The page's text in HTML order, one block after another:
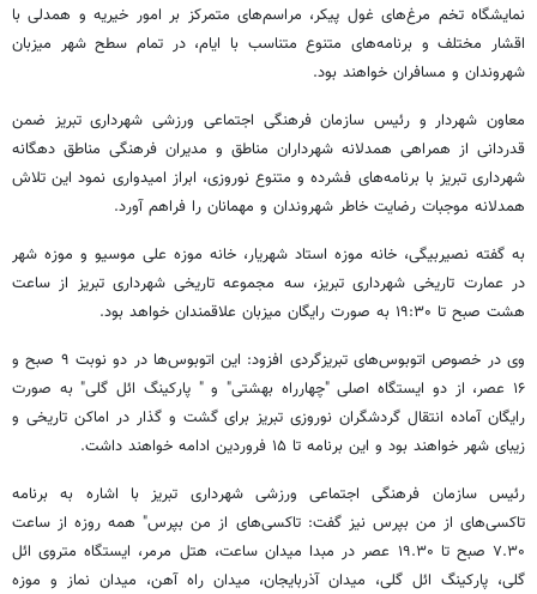
نمایشگاه تخم مرغ‌های غول پیکر، مراسم‌های متمرکز بر امور خیریه و همدلی با
اقشار مختلف و برنامه‌های متنوع متناسب با ایام، در تمام سطح شهر میزبان
شهروندان و مسافران خواهند بود.
معاون شهردار و رئیس سازمان فرهنگی اجتماعی ورزشی شهرداری تبریز ضمن
قدردانی از همراهی همدلانه شهرداران مناطق و مدیران فرهنگی مناطق دهگانه
شهرداری تبریز با برنامه‌های فشرده و متنوع نوروزی، ابراز امیدواری نمود این تلاش
همدلانه موجبات رضایت خاطر شهروندان و مهمانان را فراهم آورد.
به گفته نصیربیگی، خانه موزه استاد شهریار، خانه موزه علی موسیو و موزه شهر
در عمارت تاریخی شهرداری تبریز، سه مجموعه تاریخی شهرداری تبریز از ساعت
هشت صبح تا ۱۹:۳۰ به صورت رایگان میزبان علاقمندان خواهد بود.
وی در خصوص اتوبوس‌هایتبریزگردی
افزود: این اتوبوس‌ها در دو نوبت ۹ صبح و
۱۶ عصر، از دو ایستگاه اصلی "چهارراه بهشتی" و " پارکینگ
ائلگلی" به صورت
رایگان آماده انتقال گردشگران نوروزی تبریز برای گشت و گذار در اماکن تاریخی و
زیبای شهر خواهند بود و این برنامه تا ۱۵ فروردین ادامه خواهند داشت.
رئیس سازمان فرهنگی اجتماعی ورزشی شهرداری تبریز با اشاره به برنامه
تاکسی‌های از من بپرس نیز گفت: تاکسی‌های از من بپرس" همه روزه از ساعت
۷.۳۰ صبح تا ۱۹.۳۰ عصر در مبدا میدان ساعت، هتل مرمر، ایستگاه متروی
ائل
گلی، پارکینگ ائلگلی، میدان آذربایجان، میدان راه آهن، میدان نماز و موزه